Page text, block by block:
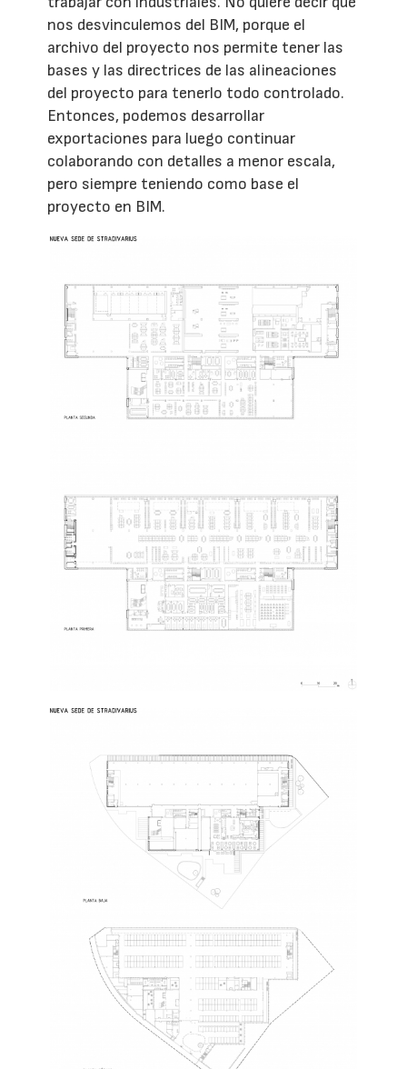
nos desvinculemos del BIM, porque el
archivo del proyecto nos permite tener las
bases y las directrices de las alineaciones
del proyecto para tenerlo todo controlado.
Entonces, podemos desarrollar
exportaciones para luego continuar
colaborando con detalles a menor escala,
pero siempre teniendo como base el
proyecto en BIM.